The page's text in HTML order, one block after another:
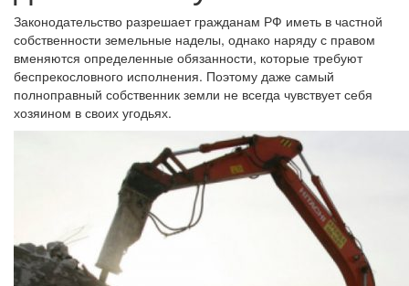
Законодательство разрешает гражданам РФ иметь в частной
собственности земельные наделы, однако наряду с правом
вменяются определенные обязанности, которые требуют
беспрекословного исполнения. Поэтому даже самый
полноправный собственник земли не всегда чувствует себя
хозяином в своих угодьях.